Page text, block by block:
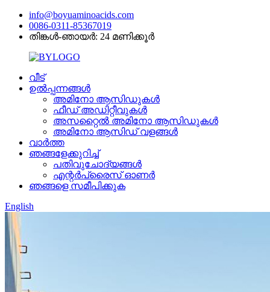
info@boyuaminoacids.com
0086-0311-85367019
തിങ്കൾ-ഞായർ: 24 മണിക്കൂർ
വീട്
ഉൽപ്പന്നങ്ങൾ
അമിനോ ആസിഡുകൾ
ഫീഡ് അഡിറ്റീവുകൾ
അസറ്റൈൽ അമിനോ ആസിഡുകൾ
അമിനോ ആസിഡ് വളങ്ങൾ
വാർത്ത
ഞങ്ങളേക്കുറിച്ച്
പതിവുചോദ്യങ്ങൾ
എന്റർപ്രൈസ് ഓണർ
ഞങ്ങളെ സമീപിക്കുക
English